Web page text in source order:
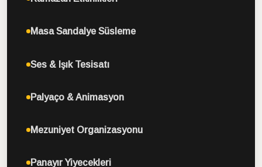
Masa Sandalye Süsleme
Ses & Işık Tesisatı
Palyaço & Animasyon
Mezuniyet Organizasyonu
Panayır Yiyecekleri